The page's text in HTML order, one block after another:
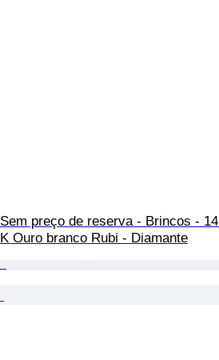
Sem preço de reserva - Brincos - 14
K Ouro branco Rubi - Diamante